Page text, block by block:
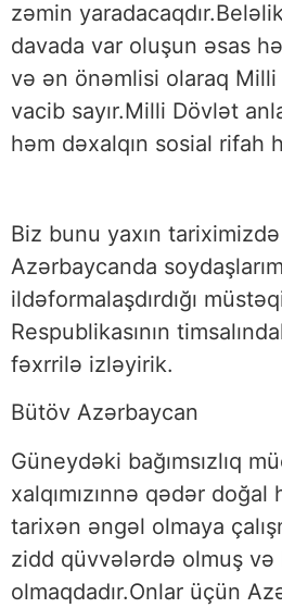
zəmin
davada var oluşun əsas
və ən önəmlisi olaraq
vacib sayır.Milli Dövlət
həm dəxalqın sosial rifah
Biz bunu yaxın
Azərbaycanda
ildəformalaşdırdığı
Respublikasının
fəxrrilə izləyirik.
Bütöv Azərbaycan
Güneydəki bağımsızlıq
xalqımızınnə qədər doğal
tarixən əngəl olmaya
zidd qüvvələrdə olmuş və
olmaqdadır.Onlar üçün